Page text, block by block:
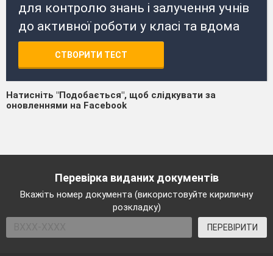
для контролю знань і залучення учнів
до активної роботи у класі та вдома
СТВОРИТИ ТЕСТ
Натисніть "Подобається", щоб слідкувати за
оновленнями на Facebook
Перевірка виданих документів
Вкажіть номер документа (використовуйте кириличну
розкладку)
ПЕРЕВІРИТИ